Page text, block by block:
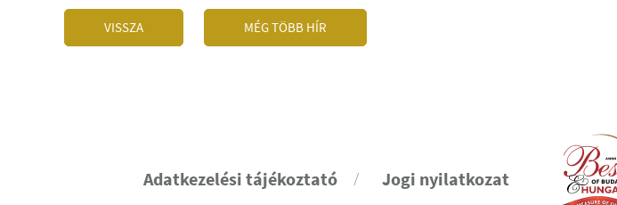
VISSZA MÉG TÖBB HÍR
Adatkezelési tájékoztató Jogi nyilatkozat